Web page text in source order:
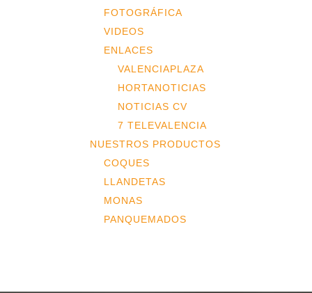
FOTOGRÁFICA
VIDEOS
ENLACES
VALENCIAPLAZA
HORTANOTICIAS
NOTICIAS CV
7 TELEVALENCIA
NUESTROS PRODUCTOS
COQUES
LLANDETAS
MONAS
PANQUEMADOS